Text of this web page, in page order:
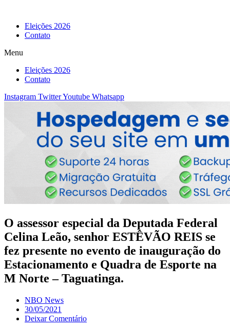
Eleições 2026
Contato
Menu
Eleições 2026
Contato
Instagram TwitterYoutube Whatsapp
O assessor especial da Deputada Federal
Celina Leão, senhor ESTÊVÃO REIS se
fez presente no evento de inauguração do
Estacionamento e Quadra de Esporte na
M Norte – Taguatinga.
NBO News
30/05/2021
Deixar Comentário